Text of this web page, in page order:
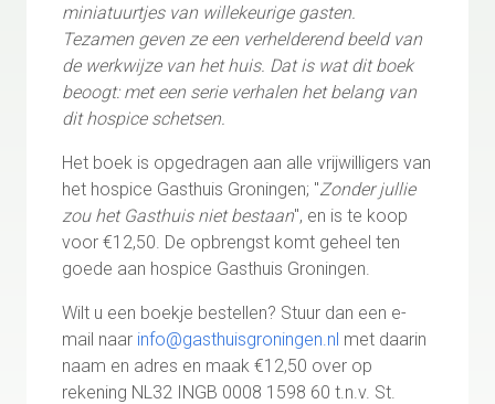
miniatuurtjes van willekeurige gasten.
Tezamen geven ze een verhelderend beeld van
de werkwijze van het huis. Dat is wat dit boek
beoogt: met een serie verhalen het belang van
dit hospice schetsen.
Het boek is opgedragen aan alle vrijwilligers van
het hospice Gasthuis Groningen; "Zonder jullie
zou het Gasthuis niet bestaan", en is te koop
voor €12,50. De opbrengst komt geheel ten
goede aan hospice Gasthuis Groningen.
Wilt u een boekje bestellen? Stuur dan een e-
mail naar info@gasthuisgroningen.nl met daarin
naam en adres en maak €12,50 over op
rekening NL32 INGB 0008 1598 60 t.n.v. St.